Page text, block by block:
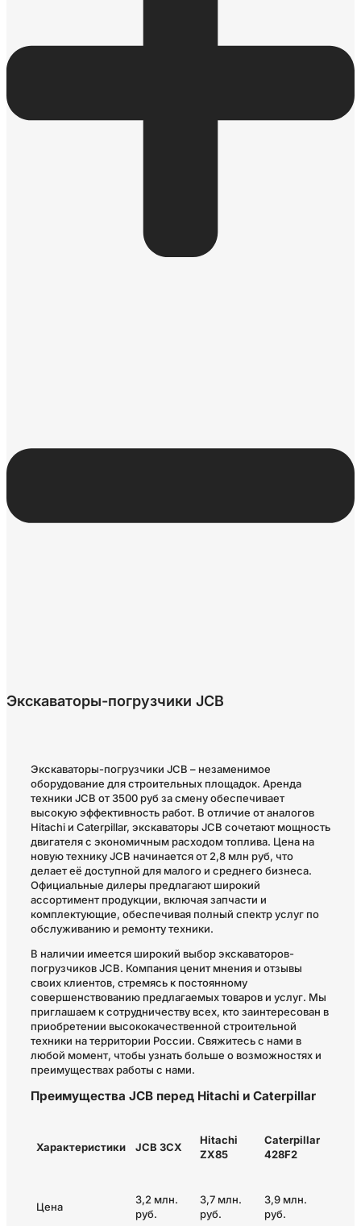
Экскаваторы-погрузчики JCB
Экскаваторы-погрузчики JCB – незаменимое
оборудование для строительных площадок. Аренда
техники JCB от 3500 руб за смену обеспечивает
высокую эффективность работ. В отличие от аналогов
Hitachi и Caterpillar, экскаваторы JCB сочетают мощность
двигателя с экономичным расходом топлива. Цена на
новую технику JCB начинается от 2,8 млн руб, что
делает её доступной для малого и среднего бизнеса.
Официальные дилеры предлагают широкий
ассортимент продукции, включая запчасти и
комплектующие, обеспечивая полный спектр услуг по
обслуживанию и ремонту техники.
В наличии имеется широкий выбор экскаваторов-
погрузчиков JCB. Компания ценит мнения и отзывы
своих клиентов, стремясь к постоянному
совершенствованию предлагаемых товаров и услуг. Мы
приглашаем к сотрудничеству всех, кто заинтересован в
приобретении высококачественной строительной
техники на территории России. Свяжитесь с нами в
любой момент, чтобы узнать больше о возможностях и
преимуществах работы с нами.
Преимущества JCB перед Hitachi и Caterpillar
Характеристики JCB 3CX
Hitachi
ZX85
Caterpillar
428F2
Цена
3,2 млн.
руб.
3,7 млн.
руб.
3,9 млн.
руб.